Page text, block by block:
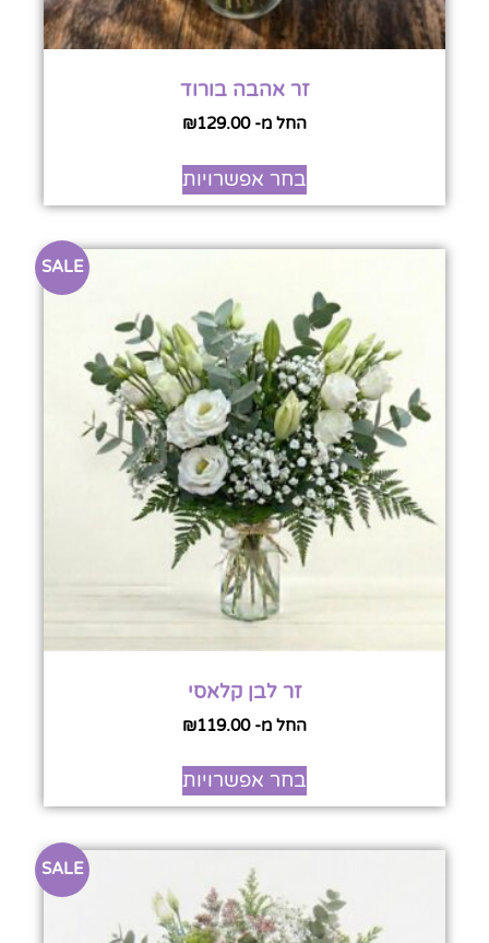
זר אהבה בורוד
החל מ- ₪129.00
בחר אפשרויות
SALE
זר לבן קלאסי
החל מ- ₪119.00
בחר אפשרויות
SALE